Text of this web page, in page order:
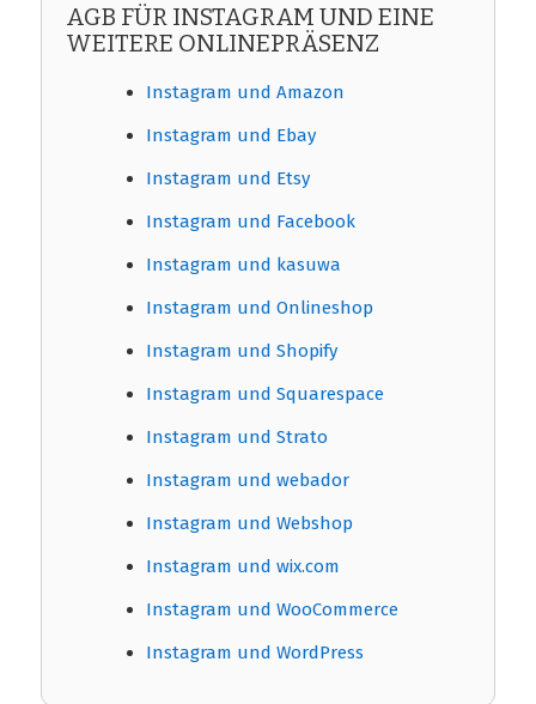
AGB FÜR INSTAGRAM UND EINE
WEITERE ONLINEPRÄSENZ
Instagram und Amazon
Instagram und Ebay
Instagram und Etsy
Instagram und Facebook
Instagram und kasuwa
Instagram und Onlineshop
Instagram und Shopify
Instagram und Squarespace
Instagram und Strato
Instagram und webador
Instagram und Webshop
Instagram und wix.com
Instagram und WooCommerce
Instagram und WordPress